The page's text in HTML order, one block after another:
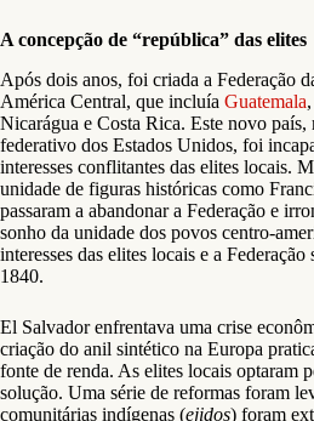
A concepção de “república” das elites
Após dois anos, foi criada a Federação
América Central, que incluía Guatemala
Nicarágua e Costa Rica. Este novo
federativo dos Estados Unidos, foi
interesses conflitantes das elites locais.
unidade de figuras históricas como
passaram a abandonar a Federação e
sonho da unidade dos povos centro-
interesses das elites locais e a
1840.
El Salvador enfrentava uma crise
criação do anil sintético na Europa
fonte de renda. As elites locais optaram
solução. Uma série de reformas foram
comunitárias indígenas (ejidos) foram